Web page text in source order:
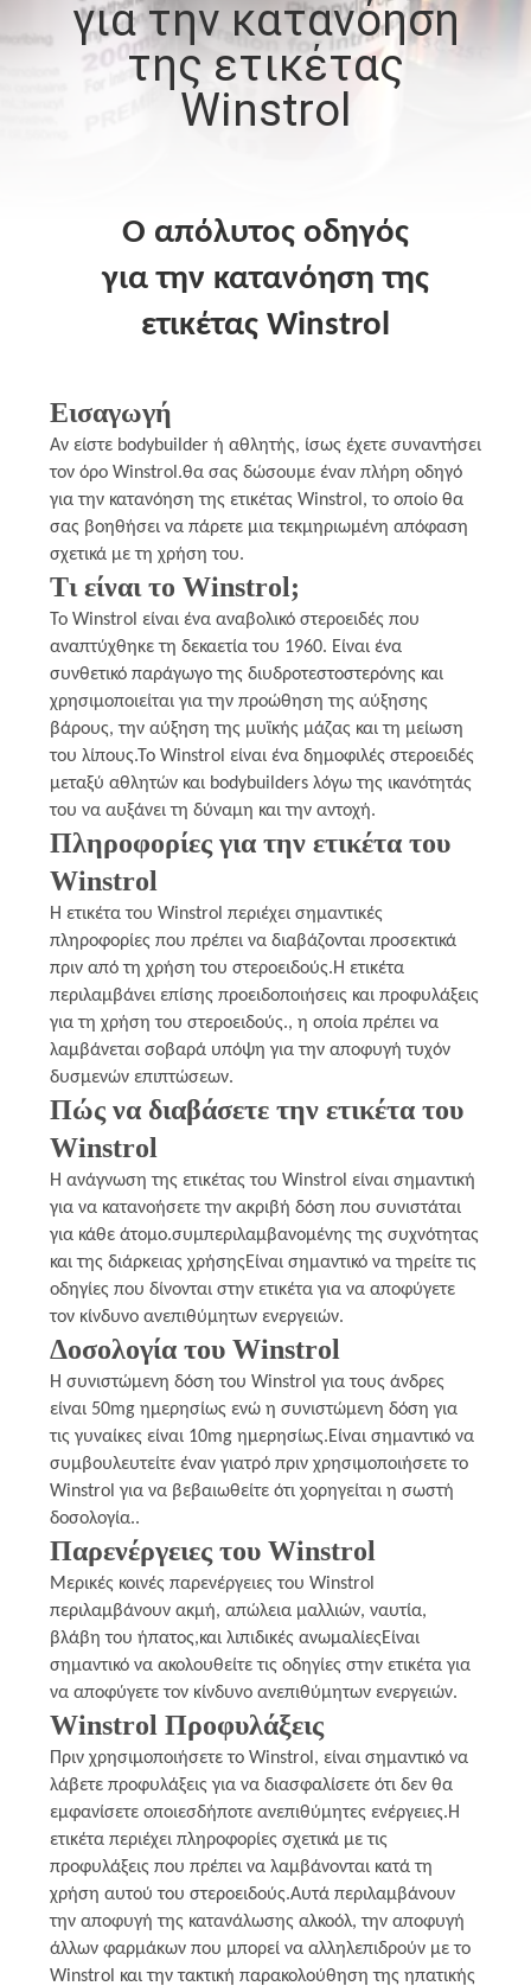
ΈΛΕΓΧΟΣ
ΠΕΡΙΠΤΏΣΕΙΣ
SITEMAP
PRIVACY
POLICY
για την κατανόηση
της ετικέτας
Winstrol
Ο απόλυτος οδηγός
για την κατανόηση της
ετικέτας Winstrol
Εισαγωγή
Αν είστε bodybuilder ή αθλητής, ίσως έχετε συναντήσει
τον όρο Winstrol.θα σας δώσουμε έναν πλήρη οδηγό
για την κατανόηση της ετικέτας Winstrol, το οποίο θα
σας βοηθήσει να πάρετε μια τεκμηριωμένη απόφαση
σχετικά με τη χρήση του.
Τι είναι το Winstrol;
Το Winstrol είναι ένα αναβολικό στεροειδές που
αναπτύχθηκε τη δεκαετία του 1960. Είναι ένα
συνθετικό παράγωγο της διυδροτεστοστερόνης και
χρησιμοποιείται για την προώθηση της αύξησης
βάρους, την αύξηση της μυϊκής μάζας και τη μείωση
του λίπους.Το Winstrol είναι ένα δημοφιλές στεροειδές
μεταξύ αθλητών και bodybuilders λόγω της ικανότητάς
του να αυξάνει τη δύναμη και την αντοχή.
Πληροφορίες για την ετικέτα του
Winstrol
Η ετικέτα του Winstrol περιέχει σημαντικές
πληροφορίες που πρέπει να διαβάζονται προσεκτικά
πριν από τη χρήση του στεροειδούς.Η ετικέτα
περιλαμβάνει επίσης προειδοποιήσεις και προφυλάξεις
για τη χρήση του στεροειδούς., η οποία πρέπει να
λαμβάνεται σοβαρά υπόψη για την αποφυγή τυχόν
δυσμενών επιπτώσεων.
Πώς να διαβάσετε την ετικέτα του
Winstrol
Η ανάγνωση της ετικέτας του Winstrol είναι σημαντική
για να κατανοήσετε την ακριβή δόση που συνιστάται
για κάθε άτομο.συμπεριλαμβανομένης της συχνότητας
και της διάρκειας χρήσηςΕίναι σημαντικό να τηρείτε τις
οδηγίες που δίνονται στην ετικέτα για να αποφύγετε
τον κίνδυνο ανεπιθύμητων ενεργειών.
Δοσολογία του Winstrol
Η συνιστώμενη δόση του Winstrol για τους άνδρες
είναι 50mg ημερησίως ενώ η συνιστώμενη δόση για
τις γυναίκες είναι 10mg ημερησίως.Είναι σημαντικό να
συμβουλευτείτε έναν γιατρό πριν χρησιμοποιήσετε το
Winstrol για να βεβαιωθείτε ότι χορηγείται η σωστή
δοσολογία..
Παρενέργειες του Winstrol
Μερικές κοινές παρενέργειες του Winstrol
περιλαμβάνουν ακμή, απώλεια μαλλιών, ναυτία,
βλάβη του ήπατος,και λιπιδικές ανωμαλίεςΕίναι
σημαντικό να ακολουθείτε τις οδηγίες στην ετικέτα για
να αποφύγετε τον κίνδυνο ανεπιθύμητων ενεργειών.
Winstrol Προφυλάξεις
Πριν χρησιμοποιήσετε το Winstrol, είναι σημαντικό να
λάβετε προφυλάξεις για να διασφαλίσετε ότι δεν θα
εμφανίσετε οποιεσδήποτε ανεπιθύμητες ενέργειες.Η
ετικέτα περιέχει πληροφορίες σχετικά με τις
προφυλάξεις που πρέπει να λαμβάνονται κατά τη
χρήση αυτού του στεροειδούς.Αυτά περιλαμβάνουν
την αποφυγή της κατανάλωσης αλκοόλ, την αποφυγή
άλλων φαρμάκων που μπορεί να αλληλεπιδρούν με το
Winstrol και την τακτική παρακολούθηση της ηπατικής